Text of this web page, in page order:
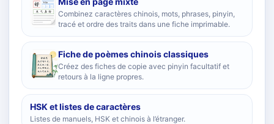
Combinez caractères chinois, mots, phrases, pinyin,
tracé et ordre des traits dans une fiche imprimable.
Fiche de poèmes chinois classiques
Créez des fiches de copie avec pinyin facultatif et
retours à la ligne propres.
HSK et listes de caractères
Listes de manuels, HSK et chinois à l’étranger.